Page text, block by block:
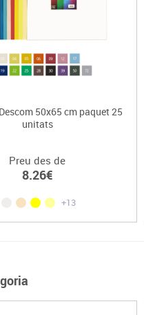
50x65 cm paquet 25
unitats
Preu des de
8.26€
+13